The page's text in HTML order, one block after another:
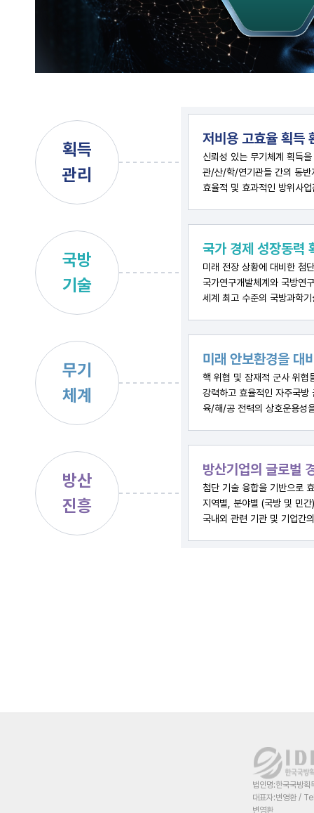
법인명:한국국방
대표자:변영환 /
변영환
획득
관리
저비용 고효율 획득
신뢰성 있는 무기체계 획득
관/산/학/연기관들 간의 동반
효율적 및 효과적인 방위사
국방
기술
국가 경제 성장동력
미래 전장 상황에 대비한 첨
국가연구개발체계와 국방연
세계 최고 수준의 국방과학
무기
체계
미래 안보환경을 대
핵 위협 및 잠재적 군사 위협
강력하고 효율적인 자주국방
육/해/공 전력의 상호운용성
방산
진흥
방산기업의 글로벌
첨단 기술 융합을 기반으로
지역별, 분야별 (국방 및 민
국내외 관련 기관 및 기업간